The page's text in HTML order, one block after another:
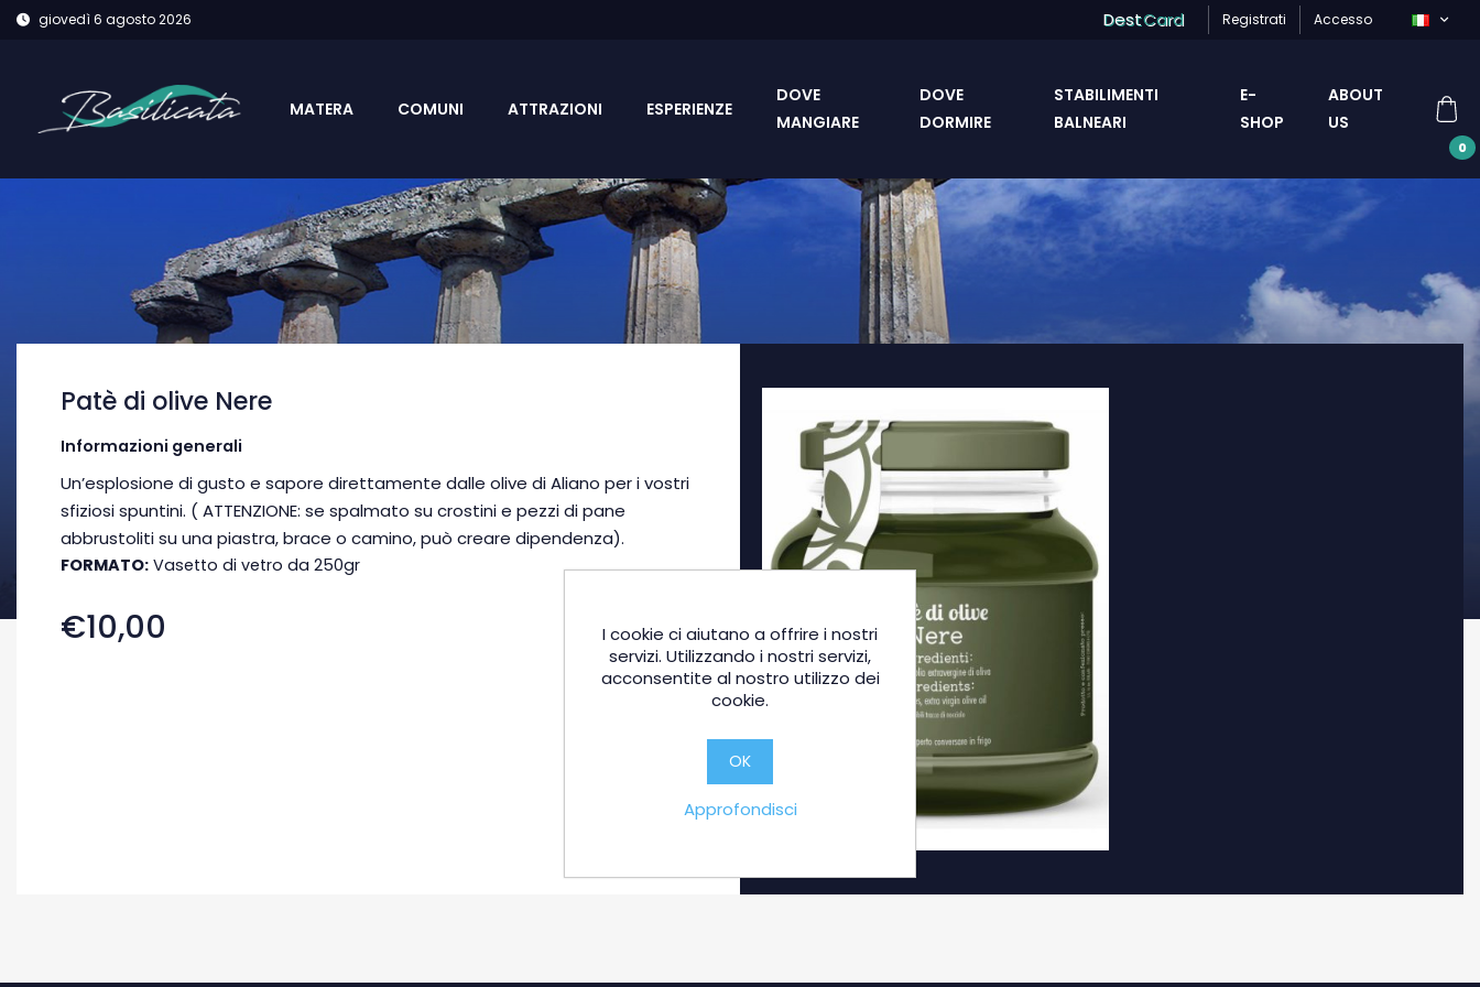
giovedì 6 agosto 2026 DestCard Registrati Accesso
MATERA COMUNI ATTRAZIONI ESPERIENZE
DOVE
MANGIARE
DOVE
DORMIRE
STABILIMENTI
BALNEARI
E-
SHOP
ABOUT
US
0
Patè di olive Nere
Informazioni generali
Un’esplosione di gusto e sapore direttamente dalle olive di Aliano per i vostri
sfiziosi spuntini. ( ATTENZIONE: se spalmato su crostini e pezzi di pane
abbrustoliti su una piastra, brace o camino, può creare dipendenza).
FORMATO: Vasetto di vetro da 250gr
€10,00
I cookie ci aiutano a offrire i nostri
servizi. Utilizzando i nostri servizi,
acconsentite al nostro utilizzo dei
cookie.
OK
Approfondisci